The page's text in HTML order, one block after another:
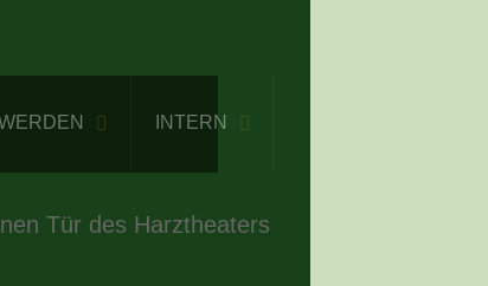
INTERN
Tür des Harztheaters